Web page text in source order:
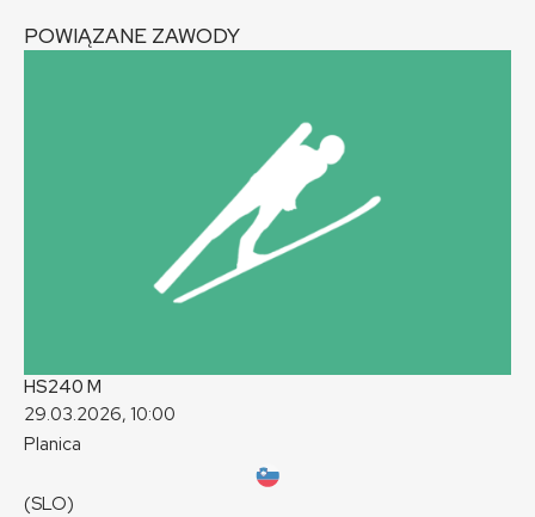
POWIĄZANE ZAWODY
HS240 M
29.03.2026, 10:00
Planica
(SLO)